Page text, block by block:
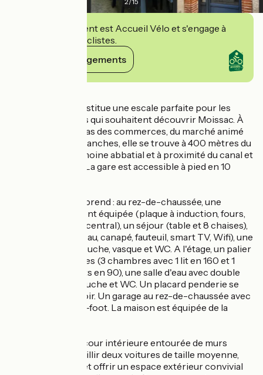
Cet établissement est Accueil Vélo et s'engage à
accueillir des cyclistes.
Voir ses engagements
Cette maison constitue une escale parfaite pour les
familles et les amis qui souhaitent découvrir Moissac. À
seulement deux pas des commerces, du marché animé
les samedis et dimanches, elle se trouve à 400 mètres du
prestigieux patrimoine abbatial et à proximité du canal et
des rives du Tarn. La gare est accessible à pied en 10
Le logement comprend : au rez-de-chaussée, une
cuisine entièrement équipée (plaque à induction, fours,
lave-vaisselle, îlot central), un séjour (table et 8 chaises),
un salon TV (bureau, canapé, fauteuil, smart TV, Wifi), une
salle d'eau avec douche, vasque et WC. A l'étage, un palier
dessert 4 chambres (3 chambres avec 1 lit en 160 et 1
chambre avec 2 lits en 90), une salle d'eau avec double
vasque, grande douche et WC. Un placard penderie se
situe dans le couloir. Un garage au rez-de-chaussée avec
lave-linge et baby-foot. La maison est équipée de la
À l'extérieur, une cour intérieure entourée de murs
élevés peut accueillir deux voitures de taille moyenne,
abriter des vélos et offrir un espace extérieur convivial